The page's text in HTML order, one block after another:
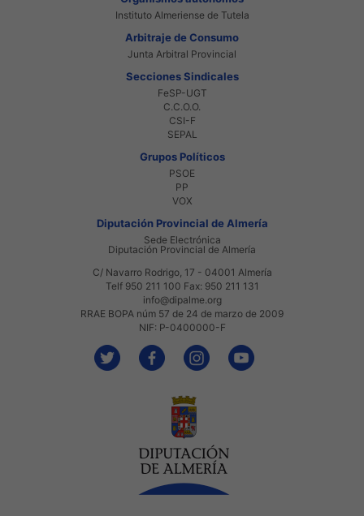
Instituto Almeriense de Tutela
Arbitraje de Consumo
Junta Arbitral Provincial
Secciones Sindicales
FeSP-UGT
C.C.O.O.
CSI-F
SEPAL
Grupos Políticos
PSOE
PP
VOX
Diputación Provincial de Almería
Sede Electrónica
Diputación Provincial de Almería
C/ Navarro Rodrigo, 17 - 04001 Almería
Telf 950 211 100 Fax: 950 211 131
info@dipalme.org
RRAE BOPA núm 57 de 24 de marzo de 2009
NIF: P-0400000-F